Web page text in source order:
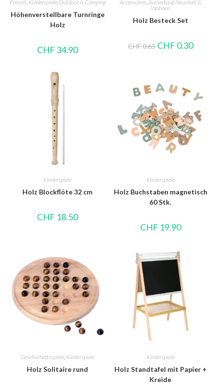
Freizeit, Kinderspiele, Outdoor & Camping
Höhenverstellbare Turnringe
Holz
CHF 34.90
Accessoires,Ausverkauf, Haushalt &
Wohnen
Holz Besteck Set
CHF0.65 CHF 0.30
Kinderspiele
Holz Blockflöte 32 cm
CHF 18.50
Kinderspiele
Holz Buchstaben magnetisch
60 Stk.
CHF 19.90
Gesellschaftsspiele Kinderspiele
Holz Solitaire rund
Kinderspiele
Holz Standtafel mit Papier +
Kreide